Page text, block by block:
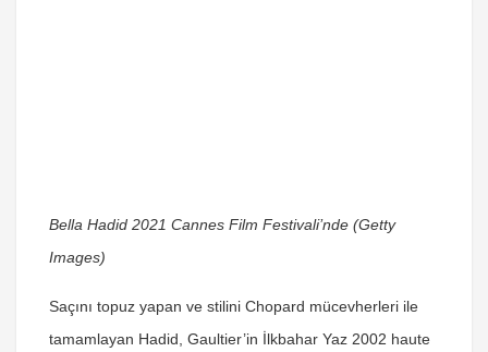
Bella Hadid 2021 Cannes Film Festivali’nde (Getty
Images)
Saçını topuz yapan ve stilini Chopard mücevherleri ile
tamamlayan Hadid, Gaultier’in İlkbahar Yaz 2002 haute